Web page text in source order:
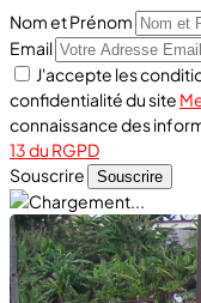
Nom et Prénom
Email
J'accepte les
confidentialité du site
connaissance des
13 du RGPD
Souscrire